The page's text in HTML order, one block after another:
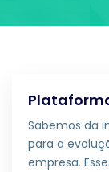
Sabemos da
para a
empresa.